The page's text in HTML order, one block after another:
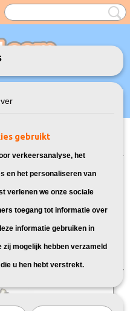
UW WINKELWAGEN
Brother> Toners voor Brother
Brother MFC-
gebruikt
verkeersanalyse, het
en het personaliseren van
verlenen we onze sociale
toegang tot informatie over
informatie gebruiken in
mogelijk hebben verzameld
u hen hebt verstrekt.